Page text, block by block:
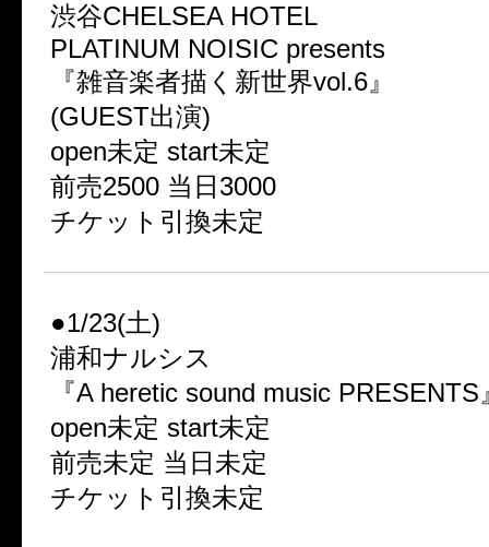
渋谷CHELSEA HOTEL
PLATINUM NOISIC presents
『雑音楽者描く新世界vol.6』
(GUEST出演)
open未定 start未定
前売2500 当日3000
チケット引換未定
●1/23(土)
浦和ナルシス
『A heretic sound music PRESENTS
open未定 start未定
前売未定 当日未定
チケット引換未定